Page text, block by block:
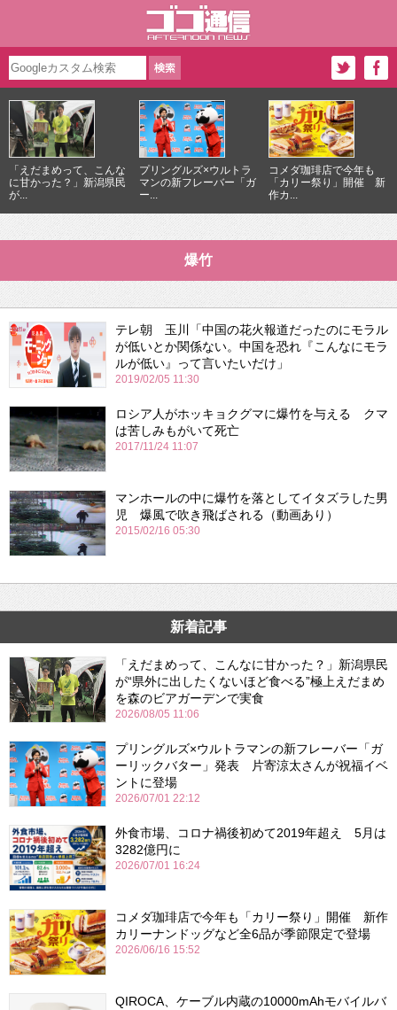
「えだまめって、こんな
に甘かった？」新潟県民
が...
プリングルズ×ウルトラ
マンの新フレーバー「ガ
ー...
コメダ珈琲店で今年も
「カリー祭り」開催 新
作カ...
爆竹
テレ朝 玉川「中国の花火報道だったのにモラル
が低いとか関係ない。中国を恐れ『こんなにモラ
ルが低い』って言いたいだけ」
2019/02/05 11:30
ロシア人がホッキョクグマに爆竹を与える クマ
は苦しみもがいて死亡
2017/11/24 11:07
マンホールの中に爆竹を落としてイタズラした男
児 爆風で吹き飛ばされる（動画あり）
2015/02/16 05:30
新着記事
「えだまめって、こんなに甘かった？」新潟県民
が“県外に出したくないほど食べる”極上えだまめ
を森のビアガーデンで実食
2026/08/05 11:06
プリングルズ×ウルトラマンの新フレーバー「ガ
ーリックバター」発表 片寄涼太さんが祝福イベ
ントに登場
2026/07/01 22:12
外食市場、コロナ禍後初めて2019年超え 5月は
3282億円に
2026/07/01 16:24
コメダ珈琲店で今年も「カリー祭り」開催 新作
カリーナンドッグなど全6品が季節限定で登場
2026/06/16 15:52
QIROCA、ケーブル内蔵の10000mAhモバイルバ